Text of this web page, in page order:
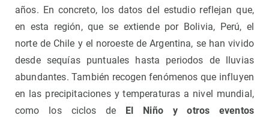
años. En concreto, los datos del estudio reflejan que,
en esta región, que se extiende por Bolivia, Perú, el
norte de Chile y el noroeste de Argentina, se han vivido
desde sequías puntuales hasta periodos de lluvias
abundantes. También recogen fenómenos que influyen
en las precipitaciones y temperaturas a nivel mundial,
como los ciclos de
El Niño y otros eventos